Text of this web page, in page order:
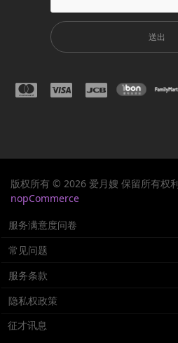
送出
版权所有 © 2026 爱月嫂 保留所有权
nopCommerce
服务满意度问卷
常见问题
服务条款
隐私权政策
征才讯息